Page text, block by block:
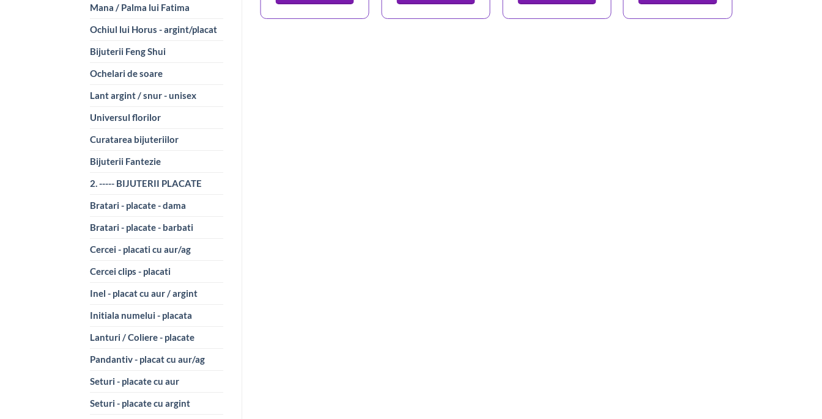
Mana / Palma lui Fatima
Ochiul lui Horus - argint/placat
Bijuterii Feng Shui
Ochelari de soare
Lant argint / snur - unisex
Universul florilor
Curatarea bijuteriilor
Bijuterii Fantezie
2. ----- BIJUTERII PLACATE
Bratari - placate - dama
Bratari - placate - barbati
Cercei - placati cu aur/ag
Cercei clips - placati
Inel - placat cu aur / argint
Initiala numelui - placata
Lanturi / Coliere - placate
Pandantiv - placat cu aur/ag
Seturi - placate cu aur
Seturi - placate cu argint